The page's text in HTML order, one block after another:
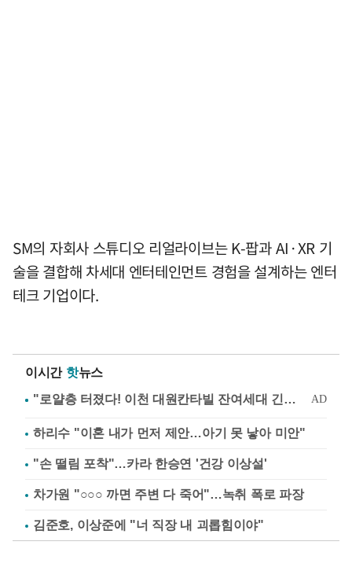
SM의 자회사 스튜디오 리얼라이브는 K-팝과 AI·XR 기
술을 결합해 차세대 엔터테인먼트 경험을 설계하는 엔터
테크 기업이다.
이시간 핫뉴스
하리수 "이혼 내가 먼저 제안…아기 못 낳아 미안"
"손 떨림 포착"…카라 한승연 '건강 이상설'
차가원 "○○○ 까면 주변 다 죽어"…녹취 폭로 파장
김준호, 이상준에 "너 직장 내 괴롭힘이야"